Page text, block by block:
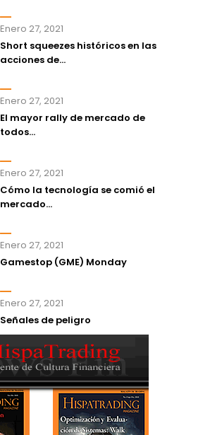
Enero 27, 2021
Short squeezes históricos en las
acciones de...
Enero 27, 2021
El mayor rally de mercado de
todos...
Enero 27, 2021
Cómo la tecnología se comió el
mercado...
Enero 27, 2021
Gamestop (GME) Monday
Enero 27, 2021
Señales de peligro